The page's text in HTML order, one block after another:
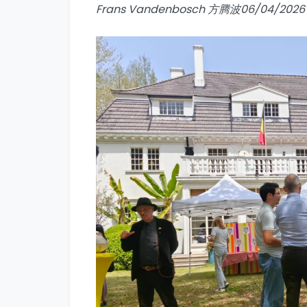
Frans Vandenbosch 方腾波06/04/2026